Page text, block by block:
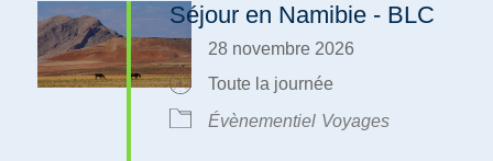
Séjour en Namibie - BLC
28 novembre 2026
Toute la journée
Évènementiel Voyages